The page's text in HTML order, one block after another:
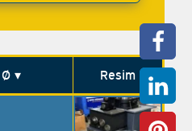
Ø▾ Resim